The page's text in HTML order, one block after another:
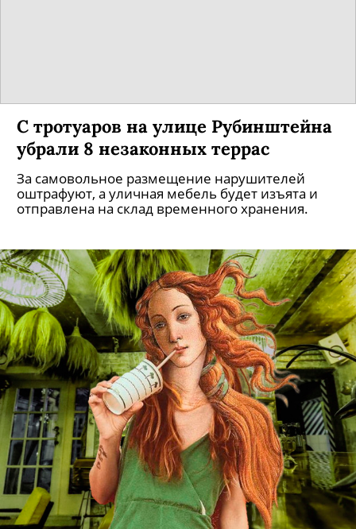
C тротуаров на улице Рубинштейна
убрали 8 незаконных террас
За самовольное размещение нарушителей
оштрафуют, а уличная мебель будет изъята и